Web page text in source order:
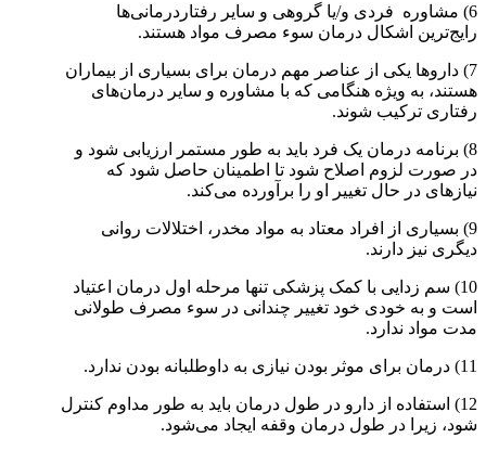
6) مشاوره فردی و/یا گروهی و سایر رفتاردرمانی‌ها
رایج‌ترین اشکال درمان سوء مصرف مواد هستند.
7) داروها یکی از عناصر مهم درمان برای بسیاری از بیماران
هستند، به ویژه هنگامی که با مشاوره و سایر درمان‌های
رفتاری ترکیب شوند.
8) برنامه درمان یک فرد باید به طور مستمر ارزیابی شود و
در صورت لزوم اصلاح شود تا اطمینان حاصل شود که
نیازهای در حال تغییر او را برآورده می‌کند.
9) بسیاری از افراد معتاد به مواد مخدر، اختلالات روانی
دیگری نیز دارند.
10) سم زدایی با کمک پزشکی تنها مرحله اول درمان اعتیاد
است و به خودی خود تغییر چندانی در سوء مصرف طولانی
مدت مواد ندارد.
11) درمان برای موثر بودن نیازی به داوطلبانه بودن ندارد.
12) استفاده از دارو در طول درمان باید به طور مداوم کنترل
شود، زیرا در طول درمان وقفه ایجاد می‌شود.